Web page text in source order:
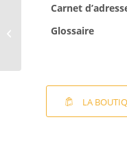
Carnet
Glossaire
LA
Appel à témoignages –
Revue Accueil n° 220